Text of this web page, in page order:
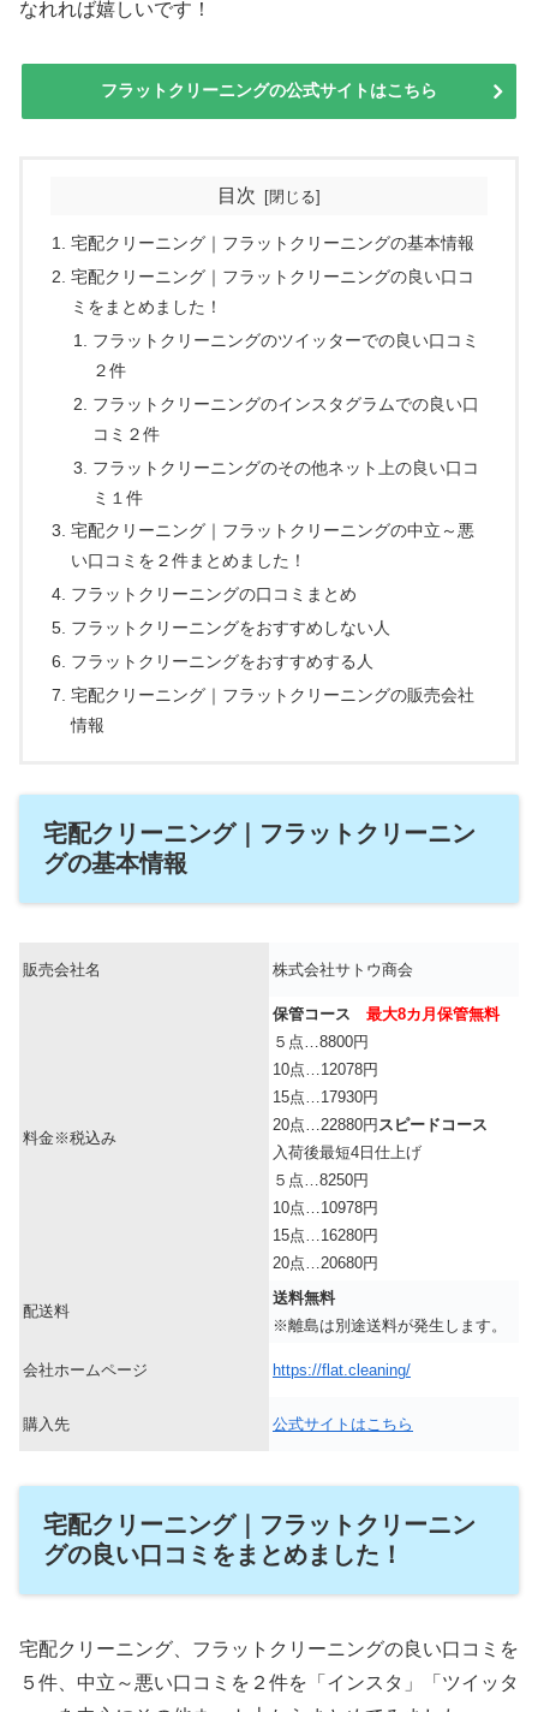
なれれば嬉しいです！
フラットクリーニングの公式サイトはこちら
目次
宅配クリーニング｜フラットクリーニングの基本情報
宅配クリーニング｜フラットクリーニングの良い口コ
ミをまとめました！
フラットクリーニングのツイッターでの良い口コミ
２件
フラットクリーニングのインスタグラムでの良い口
コミ２件
フラットクリーニングのその他ネット上の良い口コ
ミ１件
宅配クリーニング｜フラットクリーニングの中立～悪
い口コミを２件まとめました！
フラットクリーニングの口コミまとめ
フラットクリーニングをおすすめしない人
フラットクリーニングをおすすめする人
宅配クリーニング｜フラットクリーニングの販売会社
情報
宅配クリーニング｜フラットクリーニン
グの基本情報
販売会社名 株式会社サトウ商会
料金※税込み
保管コース
最大8カ月保管無料
５点…8800円
10点…12078円
15点…17930円
20点…22880円 スピードコース
入荷後最短4日仕上げ
５点…8250円
10点…10978円
15点…16280円
20点…20680円
配送料
送料無料
※離島は別途送料が発生します。
会社ホームページ https://flat.cleaning/
購入先 公式サイトはこちら
宅配クリーニング｜フラットクリーニン
グの良い口コミをまとめました！
宅配クリーニング、フラットクリーニングの良い口コミを
５件、中立～悪い口コミを２件を「インスタ」「ツイッタ